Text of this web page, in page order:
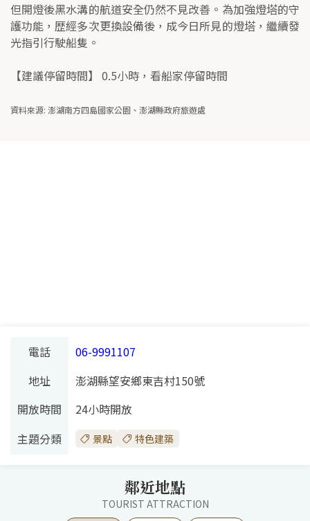
但開燈後黑水溝的航道安全仍然不見改善。為加強燈塔的守
護功能，歴經多次更換設備後，成今日所見的燈塔，繼續發
光指引行駛船隻。
【建議停留時間】 0.5小時，看船家停留時間
資料來源: 澎湖南方四島國家公園、澎湖縣政府旅遊處
電話
06-9991107
地址
澎湖縣望安鄉東吉村150號
開放時間
24小時開放
主題分類
景點 特色建築
鄰近地點
TOURIST ATTRACTION